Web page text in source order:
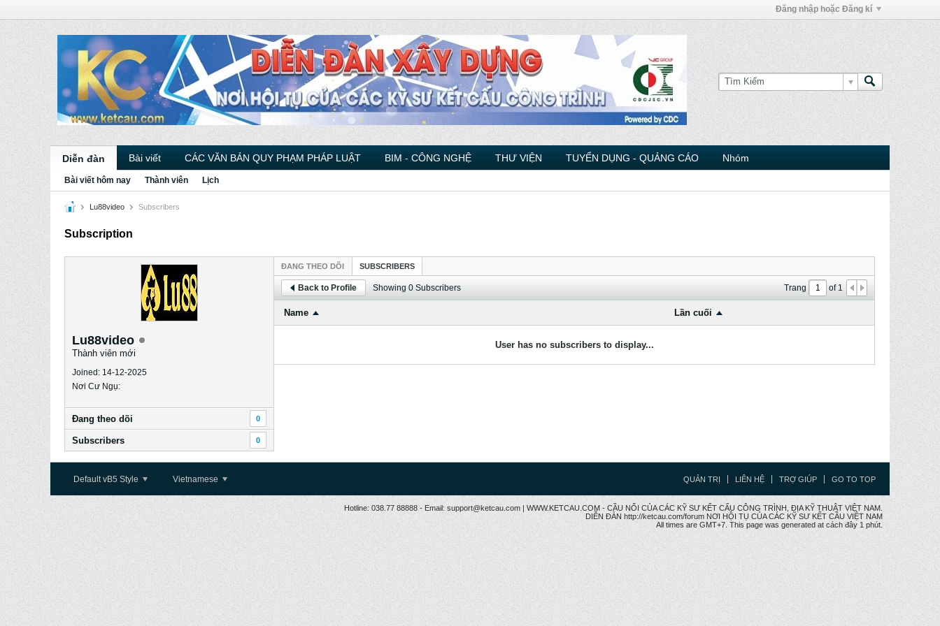
Đăng nhập hoặc Đăng kí
Diễn đàn Bài viết CÁC VĂN BẢN QUY PHẠM PHÁP LUẬT BIM - CÔNG NGHỆ THƯ VIỆN TUYỂN DỤNG - QUẢNG CÁO Nhóm
Bài viết hôm nay Thành viên Lịch
Lu88video Subscribers
Subscription
Lu88video
Thành viên mới
Joined: 14-12-2025
Nơi Cư Ngụ:
Ðang theo dõi 0
Subscribers 0
ÐANG THEO DÕI SUBSCRIBERS
Back to Profile Showing 0 Subscribers Trang of1
Name Lần cuối
User has no subscribers to display...
Default vB5 Style Vietnamese QUẢN TRỊ LIÊN HỆ TRỢ GIÚP GO TO TOP
Hotline: 038.77 88888 - Email: support@ketcau.com | WWW.KETCAU.COM - CẦU NỐI CỦA CÁC KỸ SƯ KẾT CẤU CÔNG TRÌNH, ĐỊA KỸ THUẬT VIỆT NAM.
DIỄN ĐÀN http://ketcau.com/forum NƠI HỘI TỤ CỦA CÁC KỸ SƯ KẾT CÂU VIỆT NAM
All times are GMT+7. This page was generated at cách đây 1 phút.